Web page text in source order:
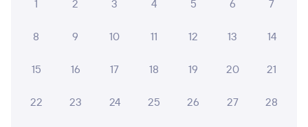
1
2 3 4 5 6 7
8 9 10 11 12 13 14
15 16 17 18 19 20 21
22 23 24 25 26 27 28